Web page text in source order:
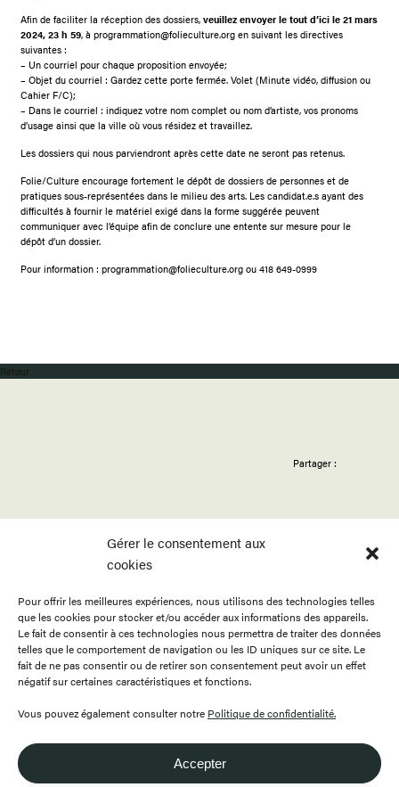
Gérer le consentement aux
cookies
Pour offrir les meilleures expériences, nous utilisons des technologies telles
que les cookies pour stocker et/ou accéder aux informations des appareils.
Le fait de consentir à ces technologies nous permettra de traiter des données
telles que le comportement de navigation ou les ID uniques sur ce site. Le
fait de ne pas consentir ou de retirer son consentement peut avoir un effet
négatif sur certaines caractéristiques et fonctions.
Vous pouvez également consulter notre Politique de confidentialité.
Accepter
Afin de faciliter la réception des dossiers,veuillez envoyer le tout d’ici le 21 mars
2024, 23 h 59, à programmation@folieculture.org en suivant les directives
suivantes :
– Un courriel pour chaque proposition envoyée;
– Objet du courriel : Gardez cette porte fermée. Volet (Minute vidéo, diffusion ou
Cahier F/C);
– Dans le courriel : indiquez votre nom complet ou nom d’artiste, vos pronoms
d’usage ainsi que la ville où vous résidez et travaillez.
Les dossiers qui nous parviendront après cette date ne seront pas retenus.
Folie/Culture encourage fortement le dépôt de dossiers de personnes et de
pratiques sous-représentées dans le milieu des arts. Les candidat.e.s ayant des
difficultés à fournir le matériel exigé dans la forme suggérée peuvent
communiquer avec l’équipe afin de conclure une entente sur mesure pour le
dépôt d’un dossier.
Pour information : programmation@folieculture.org ou 418 649-0999
Retour
Partager :
ACCUEIL
PROGRAMMATION
RESSOURCES
APPELS
PUBLICATIONS
À PROPOS
BOUTIQUE
CONTACT
ENGLISH
418.649.0999